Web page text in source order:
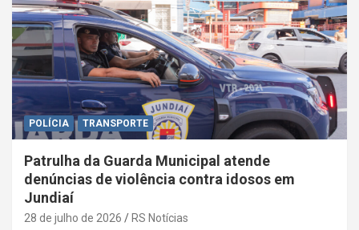
POLÍCIA TRANSPORTE
Patrulha da Guarda Municipal atende
denúncias de violência contra idosos em
Jundiaí
28 de julho de 2026 RS Notícias